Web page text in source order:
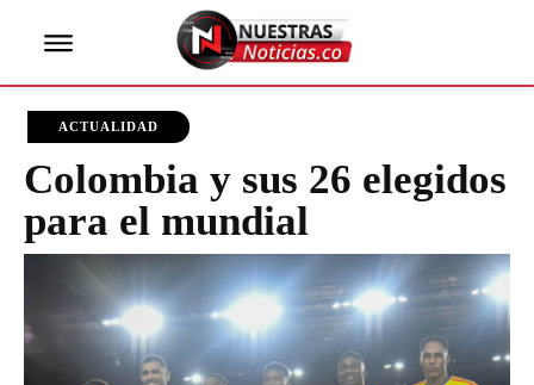
ACTUALIDAD
Colombia y sus 26 elegidos
para el mundial